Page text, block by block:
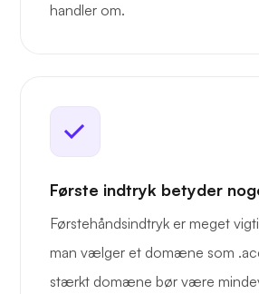
handler om.
Første indtryk betyder
Førstehåndsindtryk er meget
man vælger et domæne som
stærkt domæne bør være